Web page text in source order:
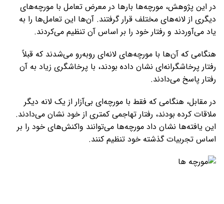
در این پژوهش، مورچه‌ها بارها در معرض تعامل با مورچه‌های
دیگری از لانه‌های مختلف قرار گرفتند. آن‌ها این تعامل‌ها را به
یاد می‌آوردند و رفتار خود را بر اساس آن تنظیم می‌کردند.
هنگامی که آن‌ها با مورچه‌های لانه‌ای روبه‌رو می‌شدند که قبلاً
رفتار پرخاشگرانه‌ای نشان داده بودند، با پرخاشگری زیاد به آن
رفتار پاسخ می‌دادند.
در مقابل، هنگامی که فقط با مورچه‌ای بی‌آزار از یک لانه دیگر
ملاقات کرده بودند، رفتار تهاجمی کمتری از خود نشان می‌دادند.
این یافته‌ها نشان داد مورچه‌ها می‌توانند واکنش‌های خود را بر
اساس تجربیات گذشته خود تنظیم کنند.